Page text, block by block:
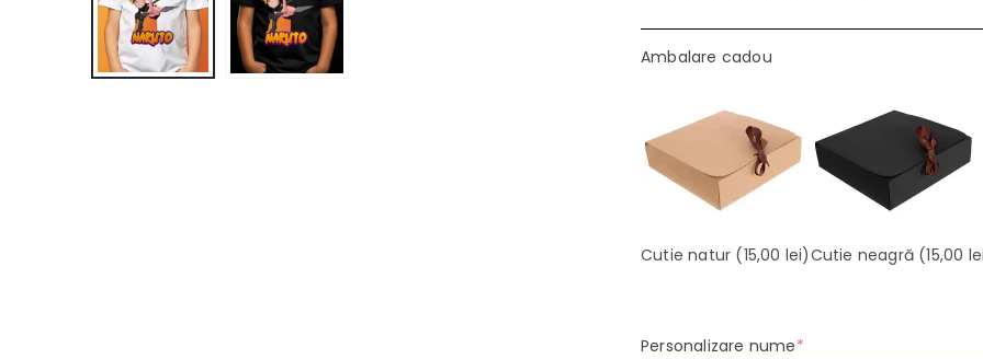
Ambalare cadou
Cutie natur (15,00 lei)Cutie neagră (15,00
Personalizare nume*(required)